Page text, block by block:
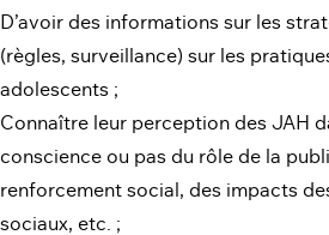
D’avoir des informations sur les
(règles, surveillance) sur les
adolescents ;
Connaître leur perception des JAH
conscience ou pas du rôle de la
renforcement social, des impacts
sociaux, etc. ;